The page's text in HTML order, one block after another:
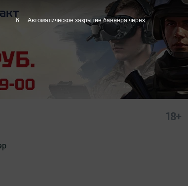
18+
4 Автоматическое закрытие баннера через